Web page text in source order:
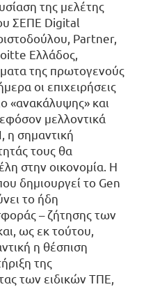
της μελέτης
ΣΕΠΕ Digital
Partner,
Ελλάδος,
της πρωτογενούς
οι επιχειρήσεις
«ανακάλυψης» και
μελλοντικά
η σημαντική
τους θα
στην οικονομία. Η
δημιουργεί το Gen
το ήδη
– ζήτησης των
ως εκ τούτου,
η θέσπιση
της
των ειδικών ΤΠΕ,